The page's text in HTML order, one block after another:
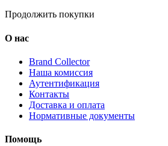
Продолжить покупки
О нас
Brand Collector
Наша комиссия
Аутентификация
Контакты
Доставка и оплата
Нормативные документы
Помощь